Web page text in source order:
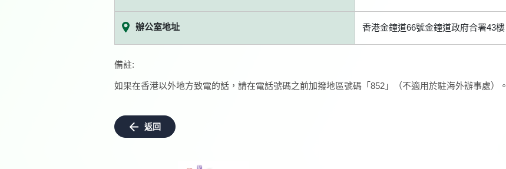
辦公室地址 香港金鐘道66號金鐘道政府合署43樓
備註:
如果在香港以外地方致電的話，請在電話號碼之前加撥地區號碼「852」（不適用於駐海外辦事處）。
返回